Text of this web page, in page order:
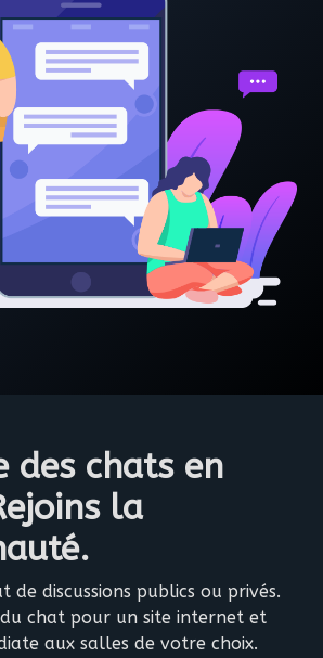
des chats en
la
de discussions publics ou privés.
du chat pour un site internet et
aux salles de votre choix.